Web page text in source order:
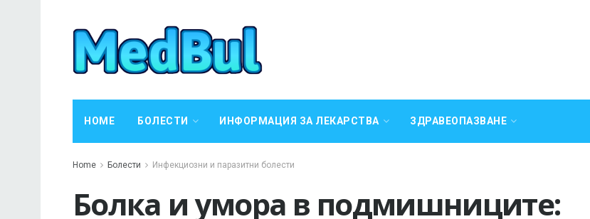
HOME БОЛЕСТИ ИНФОРМАЦИЯ ЗА ЛЕКАРСТВА ЗДРАВЕОПАЗВАНЕ
Home Болести Инфекциозни и паразитни болести
Болка и умора в подмишниците: